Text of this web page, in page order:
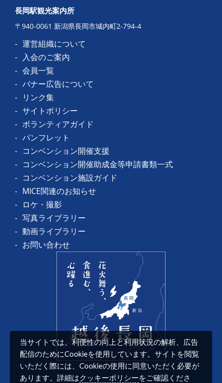
長岡駅観光案内所
〒940-0061 新潟県長岡市城内町2-794-4
運営組織について
入会のご案内
会員一覧
バナー広告について
リンク集
サイトポリシー
ボランティアガイド
パンフレット
コンベンション開催支援
コンベンション開催助成金等申請書類一式
コンベンション施設ガイド
MICE関連のお知らせ
ロケ・撮影
写真ライブラリー
動画ライブラリー
お問い合わせ
当サイトでは、利便性の向上と利用状況の解析、広告
配信のためにCookieを使用しています。サイトを閲覧
いただく際には、Cookieの使用に同意いただく必要が
あります。詳細はクッキーポリシーをご確認くださ